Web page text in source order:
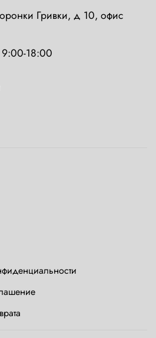
Гривки, д 10, офис
9:00-18:00